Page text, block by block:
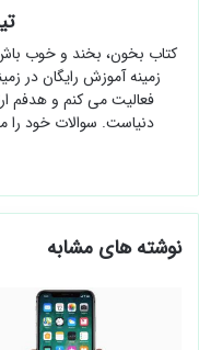
کتاب بخون، بخند و خوب
زمینه آموزش رایگان در
فعالیت می کنم و هدفم
دنیاست. سوالات خود را
نوشته های مشابه